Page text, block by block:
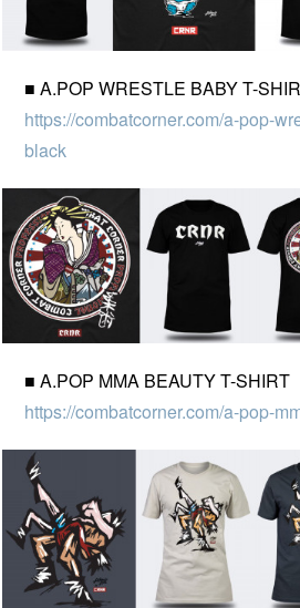
■ A.POP WRESTLE BABY T-
https://combatcorner.com/a-pop-
black
■ A.POP MMA BEAUTY T-SHIRT
https://combatcorner.com/a-pop-